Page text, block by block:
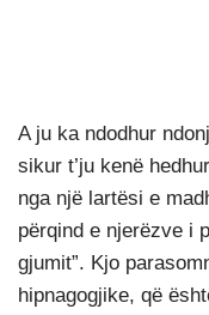
A ju ka ndodhur
sikur t’ju kenë
nga një lartësi e
përqind e njerëzve i
gjumit”. Kjo
hipnagogjike, që